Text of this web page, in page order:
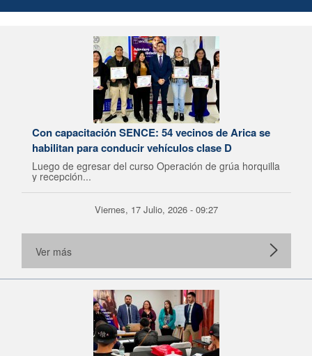
Con capacitación SENCE: 54 vecinos de Arica se
habilitan para conducir vehículos clase D
Luego de egresar del curso Operación de grúa horquilla
y recepción...
Viernes, 17 Julio, 2026 - 09:27
Ver más